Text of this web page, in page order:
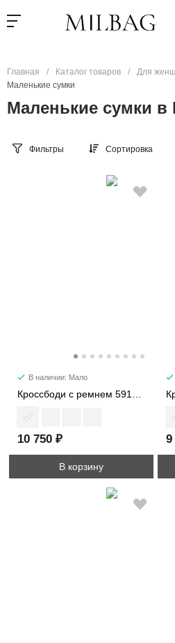
Главная / Каталог товаров / Для
Маленькие сумки
Маленькие сумки в
Фильтры Сортировка
В наличии: Мало
10 750 ₽
В корзину
9